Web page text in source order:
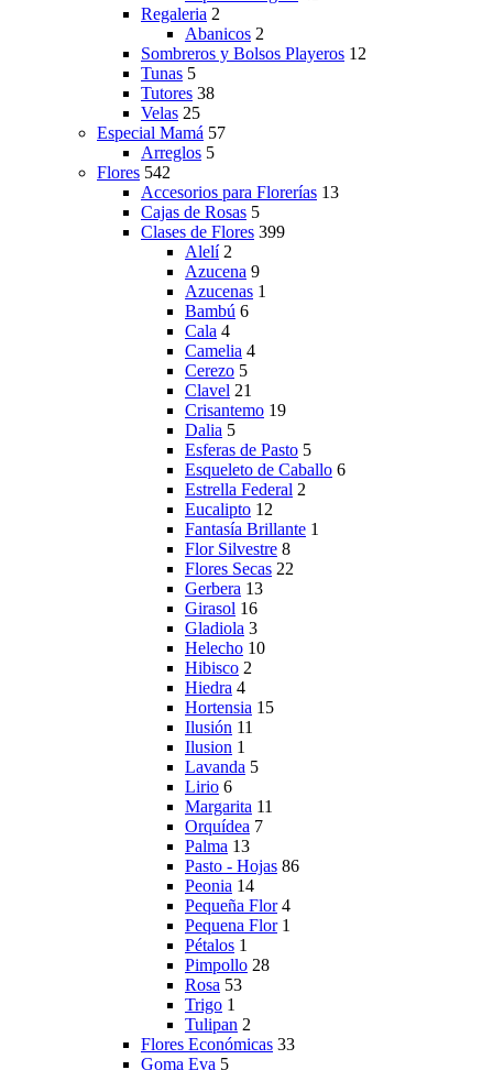
Regaleria 2
Abanicos 2
Sombreros y Bolsos Playeros 12
Tunas 5
Tutores 38
Velas 25
Especial Mamá 57
Arreglos 5
Flores 542
Accesorios para Florerías 13
Cajas de Rosas 5
Clases de Flores 399
Alelí 2
Azucena 9
Azucenas 1
Bambú 6
Cala 4
Camelia 4
Cerezo 5
Clavel 21
Crisantemo 19
Dalia 5
Esferas de Pasto 5
Esqueleto de Caballo 6
Estrella Federal 2
Eucalipto 12
Fantasía Brillante 1
Flor Silvestre 8
Flores Secas 22
Gerbera 13
Girasol 16
Gladiola 3
Helecho 10
Hibisco 2
Hiedra 4
Hortensia 15
Ilusión 11
Ilusion 1
Lavanda 5
Lirio 6
Margarita 11
Orquídea 7
Palma 13
Pasto - Hojas 86
Peonia 14
Pequeña Flor 4
Pequena Flor 1
Pétalos 1
Pimpollo 28
Rosa 53
Trigo 1
Tulipan 2
Flores Económicas 33
Goma Eva 5